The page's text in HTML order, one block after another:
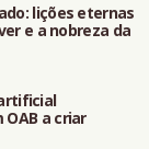
lições eternas
e a nobreza da
a criar